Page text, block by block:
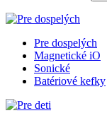
Pre dospelých
Magnetické iO
Sonické
Batériové kefky